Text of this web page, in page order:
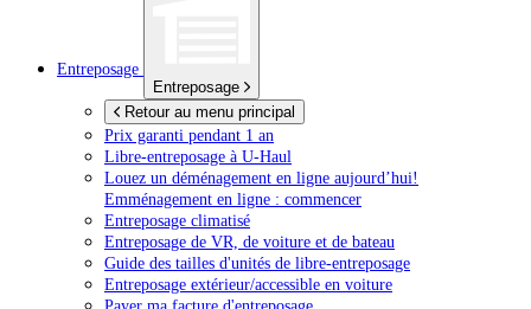
Entreposage
Entreposage
Retour au menu principal
Prix garanti pendant 1 an
Libre-entreposage à U-Haul
Louez un déménagement en ligne aujourd’hui!
Emménagement en ligne : commencer
Entreposage climatisé
Entreposage de VR, de voiture et de bateau
Guide des tailles d'unités de libre-entreposage
Entreposage extérieur/accessible en voiture
Payer ma facture d'entreposage